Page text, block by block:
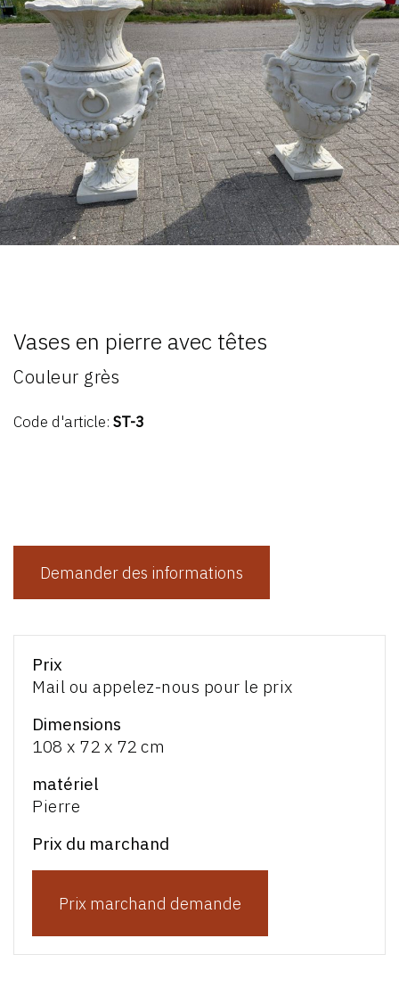
Vases en pierre avec têtes
Couleur grès
Code d'article: ST-3
Demander des informations
Prix
Mail ou appelez-nous pour le prix
Dimensions
108 x 72 x 72 cm
matériel
Pierre
Prix du marchand
Prix marchand demande